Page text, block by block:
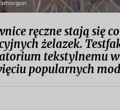
ręczne stają się
żelazek.
tekstylnemu
popularnych